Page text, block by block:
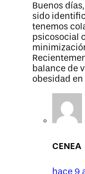
Buenos
sido
tenemos
psicosocial
balance de
obesidad
CENEA
hace 9